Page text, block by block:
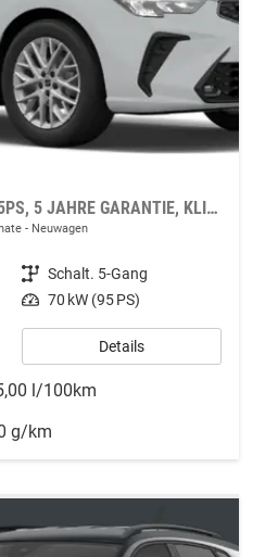
Reference Plus 1.0 TSI 95PS, 5 JAHRE GARANTIE, KLIMAANLAGE, 16" ALUFELGEN, Tempomat, Multifunktions-Lederlenkrad, Parksensoren hinten, Radio 8,25"/Bluetooth, LED-Scheinwerfer, LED-Rückleuchten, Zentralverriegelung mit Fernbedienung
Neuwagen
Getriebe Schalt. 5-Gang
Leistung 70 kW (95 PS)
Details
l/100km
g/km